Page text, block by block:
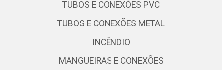
TUBOS E CONEXÕES PVC
TUBOS E CONEXÕES METAL
INCÊNDIO
MANGUEIRAS E CONEXÕES